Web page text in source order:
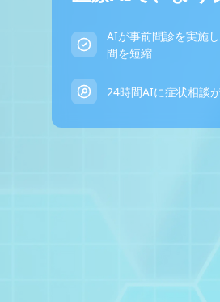
AIが事前問診を実施
間を短縮
24時間AIに症状相談